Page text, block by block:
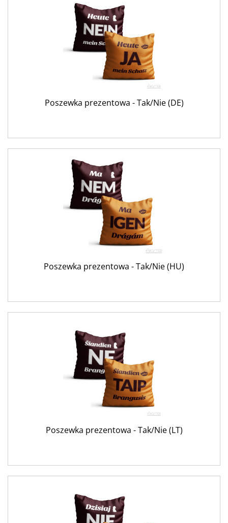
Poszewka prezentowa - Tak/Nie (DE)
Poszewka prezentowa - Tak/Nie (HU)
Poszewka prezentowa - Tak/Nie (LT)